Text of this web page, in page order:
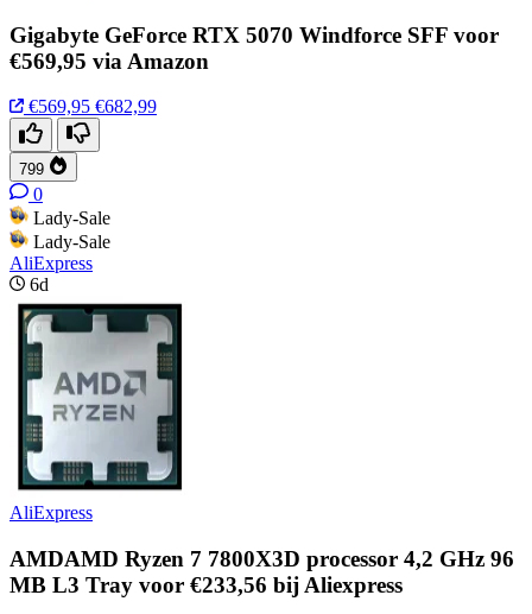
Gigabyte GeForce RTX 5070 Windforce SFF voor
€569,95 via Amazon
€569,95 €682,99
799
0
Lady-Sale
Lady-Sale
AliExpress
6d
AliExpress
AMDAMD Ryzen 7 7800X3D processor 4,2 GHz 96
MB L3 Tray voor €233,56 bij Aliexpress